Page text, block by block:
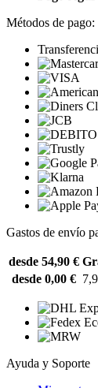
Métodos de pago:
Gastos de envío
desde 54,90 €
desde 0,00 €
Ayuda y Soporte